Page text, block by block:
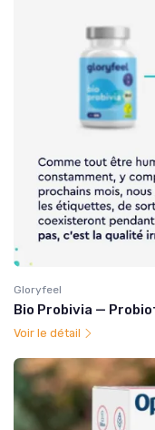
Gloryfeel
Bio Probivia —
Voir le détail